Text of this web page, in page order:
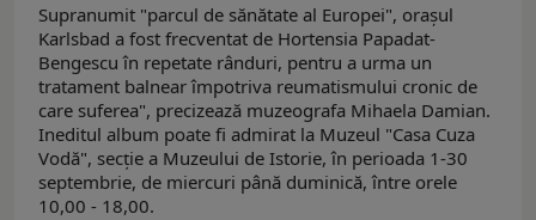
Supranumit "parcul de sănătate al Europei", oraşul
Karlsbad a fost frecventat de Hortensia Papadat-
Bengescu în repetate rânduri, pentru a urma un
tratament balnear împotriva reumatismului cronic de
care suferea", precizează muzeografa Mihaela Damian.
Ineditul album poate fi admirat la Muzeul "Casa Cuza
Vodă", secţie a Muzeului de Istorie, în perioada 1-30
septembrie, de miercuri până duminică, între orele
10,00 - 18,00.